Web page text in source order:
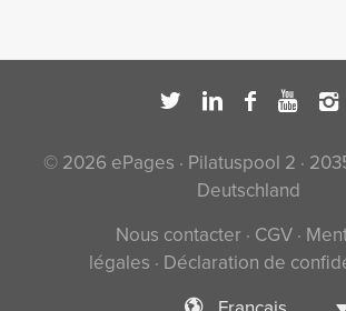
© 2026 ePages · Pilatuspool 2 ·
Deutschland
Nous contacter · CGV·
légales · Déclaration de